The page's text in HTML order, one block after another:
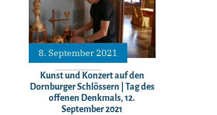
8. September 2021
Kunst und Konzert auf den
Dornburger Schlössern | Tag des
offenen Denkmals, 12.
September 2021